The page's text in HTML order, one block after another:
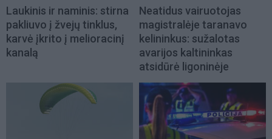
Laukinis ir naminis: stirna
pakliuvo į žvejų tinklus,
karvė įkrito į melioracinį
kanalą
Neatidus vairuotojas
magistralėje taranavo
kelininkus: sužalotas
avarijos kaltininkas
atsidūrė ligoninėje